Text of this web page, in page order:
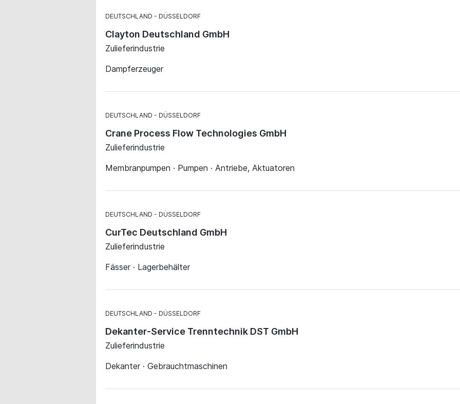
DEUTSCHLAND DÜSSELDORF
Clayton Deutschland GmbH
Zulieferindustrie
Dampferzeuger
DEUTSCHLAND DÜSSELDORF
Crane Process Flow Technologies GmbH
Zulieferindustrie
Membranpumpen · Pumpen · Antriebe, Aktuatoren
DEUTSCHLAND DÜSSELDORF
CurTec Deutschland GmbH
Zulieferindustrie
Fässer · Lagerbehälter
DEUTSCHLAND DÜSSELDORF
Dekanter-Service Trenntechnik DST GmbH
Zulieferindustrie
Dekanter · Gebrauchtmaschinen